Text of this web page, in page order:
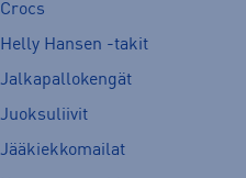
Crocs
Helly Hansen -takit
Jalkapallokengät
Juoksuliivit
Jääkiekkomailat